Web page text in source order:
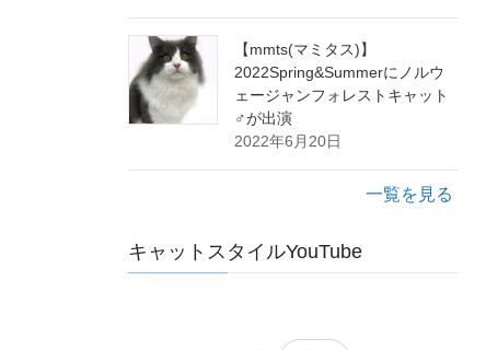
【mmts(マミタス)】
2022Spring&Summerにノルウ
ェージャンフォレストキャット
♂が出演
2022年6月20日
一覧を見る
キャットスタイルYouTube